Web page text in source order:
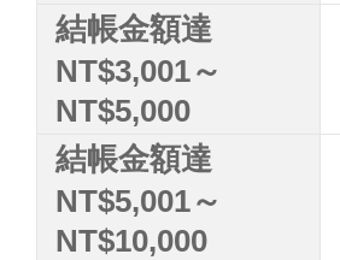
結帳金額達
NT$3,001～
NT$5,000
結帳金額達
NT$5,001～
NT$10,000